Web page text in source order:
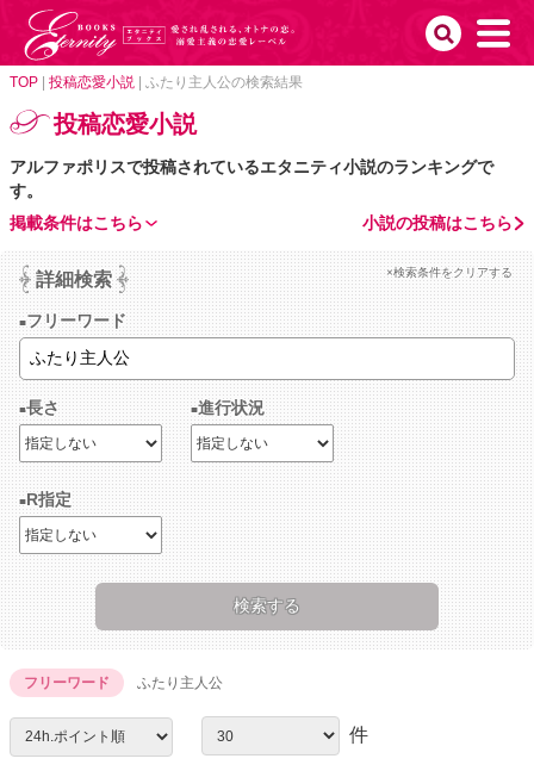
TOP 投稿恋愛小説 ふたり主人公の検索結果
投稿恋愛小説
アルファポリスで投稿されているエタニティ小説のランキングで
す。
小説の投稿はこちら
掲載条件はこちら
詳細検索 ×検索条件をクリアする
フリーワード
長さ 進行状況
R指定
フリーワード ふたり主人公
件